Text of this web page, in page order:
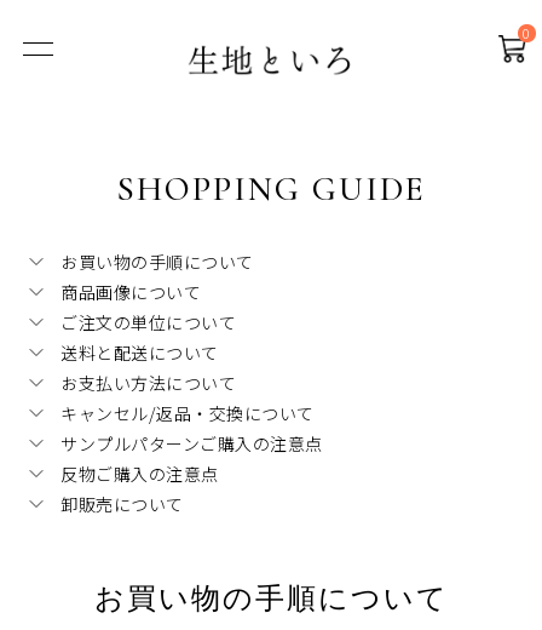
0
SHOPPING GUIDE
お買い物の手順について
商品画像について
ご注文の単位について
送料と配送について
お支払い方法について
キャンセル/返品・交換について
サンプルパターンご購入の注意点
反物ご購入の注意点
卸販売について
お買い物の手順について